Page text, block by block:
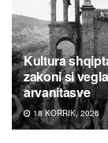
Kultura
zakoni si
arvanitasve
18 KORRIK, 2026